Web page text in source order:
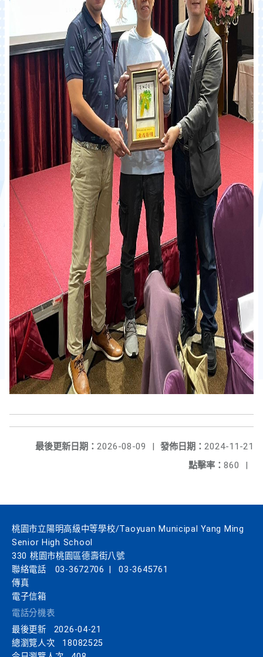
發佈日期： 2024-11-21
最後更新日期： 2026-08-09
|
點擊率： 860 |
桃園市立陽明高級中等學校/Taoyuan Municipal Yang Ming
Senior High School
330 桃園市桃園區德壽街八號
聯絡電話
03-3672706
03-3645761
傳真
電子信箱
電話分機表
最後更新
2026-04-21
總瀏覽人次
18082525